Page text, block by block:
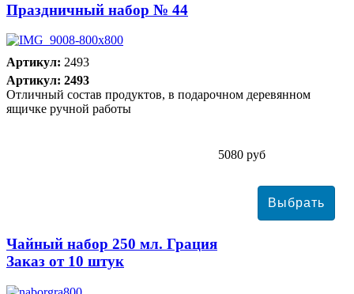
Праздничный набор № 44
Артикул: 2493
Артикул: 2493
Отличный состав продуктов, в подарочном деревянном
ящичке ручной работы
5080 руб
Чайный набор 250 мл. Грация
Заказ от 10 штук